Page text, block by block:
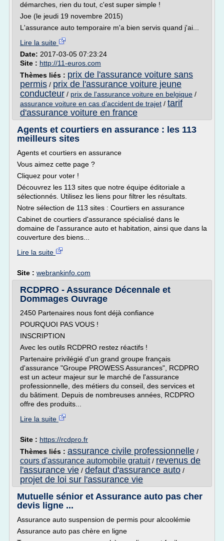
démarches, rien du tout, c'est super simple !
Joe (le jeudi 19 novembre 2015)
L'assurance auto temporaire m'a bien servis quand j'ai...
Lire la suite
Date: 2017-03-05 07:23:24
Site : http://11-euros.com
Thèmes liés : prix de l'assurance voiture sans
permis / prix de l'assurance voiture jeune
conducteur / prix de l'assurance voiture en belgique /
assurance voiture en cas d'accident de trajet / tarif
d'assurance voiture en france
Agents et courtiers en assurance : les 113
meilleurs sites
Agents et courtiers en assurance
Vous aimez cette page ?
Cliquez pour voter !
Découvrez les 113 sites que notre équipe éditoriale a
sélectionnés. Utilisez les liens pour filtrer les résultats.
Notre sélection de 113 sites : Courtiers en assurance
Cabinet de courtiers d'assurance spécialisé dans le
domaine de l'assurance auto et habitation, ainsi que dans la
couverture des biens...
Lire la suite
Site : webrankinfo.com
RCDPRO - Assurance Décennale et
Dommages Ouvrage
2450 Partenaires nous font déjà confiance
POURQUOI PAS VOUS !
INSCRIPTION
Avec les outils RCDPRO restez réactifs !
Partenaire privilégié d'un grand groupe français
d'assurance "Groupe PROWESS Assurances", RCDPRO
est un acteur majeur sur le marché de l'assurance
professionnelle, des métiers du conseil, des services et
du bâtiment. Depuis de nombreuses années, RCDPRO
offre des produits...
Lire la suite
Site : https://rcdpro.fr
Thèmes liés : assurance civile professionnelle /
cours d'assurance automobile gratuit/ revenus de
l'assurance vie / defaut d'assurance auto /
projet de loi sur l'assurance vie
Mutuelle sénior et Assurance auto pas cher
devis ligne ...
Assurance auto suspension de permis pour alcoolémie
Assurance auto pas chère en ligne